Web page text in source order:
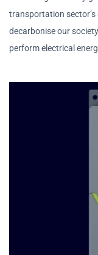
transportation
decarbonise our
perform electrical